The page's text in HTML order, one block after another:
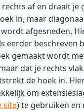
af en draait je
in, maar
afgesneden.
eerder beschreven
gemaakt wordt
dat je rechts
de hoek in.
om
site) te gebruiken en